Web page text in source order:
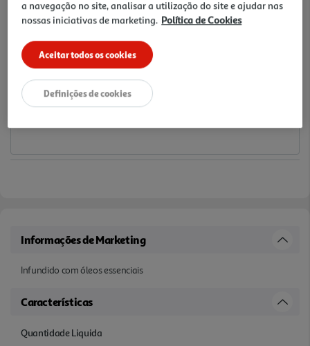
10% DESCONTO IMEDIATO INCLUÍDO
De 6/8/2026 a 12/8/2026
com desconto imediato aplicado já refletido no preço
final acima apresentado.
Notas de preparação
Informações de Marketing
Infundido com óleos essenciais
Características
Quantidade Liquida
a navegação no site, analisar a utilização do site e ajudar nas
nossas iniciativas de marketing. Política de Cookies
Aceitar todos os cookies
Definições de cookies